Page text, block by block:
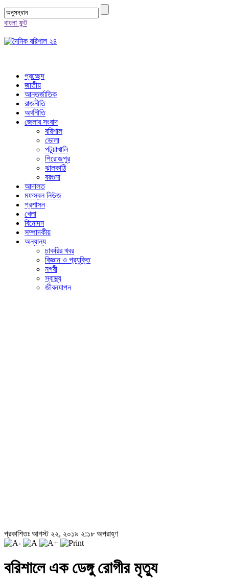
বাংলা ফন্ট
প্রচ্ছেদ
জাতীয়
আন্তর্জাতিক
রাজনীতি
অর্থনীতি
জেলার সংবাদ
বরিশাল
ভোলা
পটুয়াখালি
পিরোজপুর
ঝালকাঠি
বরগুনা
আদালত
মফস্বল নিউজ
প্রশাসন
খেলা
বিনোদন
সম্পাদকীয়
অন্যান্য
চাকরির খবর
বিজ্ঞান ও প্রযুক্তি
নগরী
স্বাস্থ্য
জীবনযাপন
প্রকাশিতঃ আগস্ট ২২, ২০১৯ ২:১৮ অপরাহ্ণ
বরিশালে এক ডেঙ্গু রোগীর মৃত্যু